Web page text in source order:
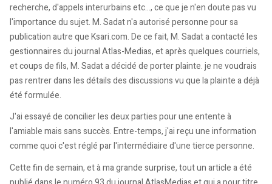
recherche, d'appels interurbains etc..., ce que je n'en doute pas vu
l'importance du sujet. M. Sadat n'a autorisé personne pour sa
publication autre que Ksari.com. De ce fait, M. Sadat a contacté les
gestionnaires du journal Atlas-Medias, et après quelques courriels,
et coups de fils, M. Sadat a décidé de porter plainte. je ne voudrais
pas rentrer dans les détails des discussions vu que la plainte a déjà
été formulée.
J'ai essayé de concilier les deux parties pour une entente à
l'amiable mais sans succès. Entre-temps, j'ai reçu une information
comme quoi c'est réglé par l'intermédiaire d'une tierce personne.
Cette fin de semain, et à ma grande surprise, tout un article a été